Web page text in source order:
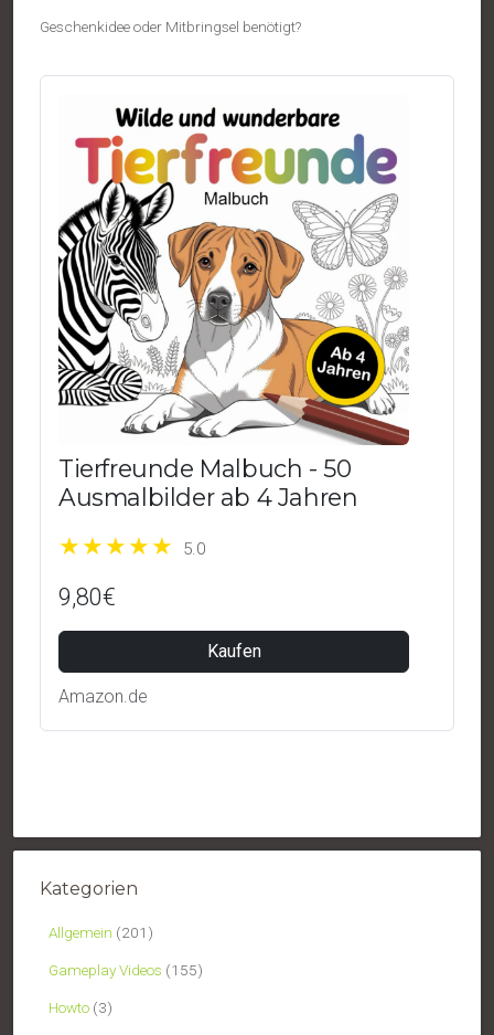
Geschenkidee oder Mitbringsel benötigt?
Tierfreunde Malbuch - 50
Ausmalbilder ab 4 Jahren
5.0
9,80€
Kaufen
Amazon.de
Kategorien
Allgemein (201)
Gameplay Videos (155)
Howto (3)